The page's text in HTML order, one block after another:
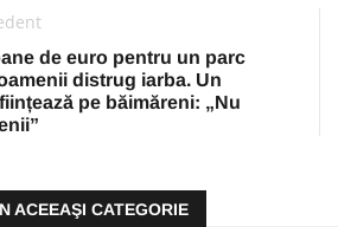
de euro pentru un parc
distrug iarba. Un
pe băimăreni: „Nu
ACEEAŞI CATEGORIE